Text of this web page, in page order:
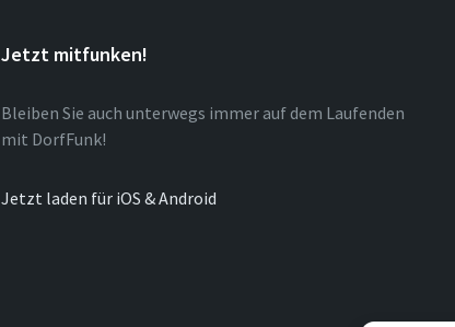
Jetzt mitfunken!
Bleiben Sie auch unterwegs immer auf dem Laufenden
mit DorfFunk!
Jetzt laden für iOS & Android